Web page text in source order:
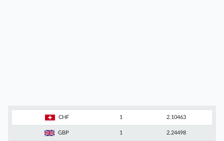
CHF 1 2.10463
GBP 1 2.24498